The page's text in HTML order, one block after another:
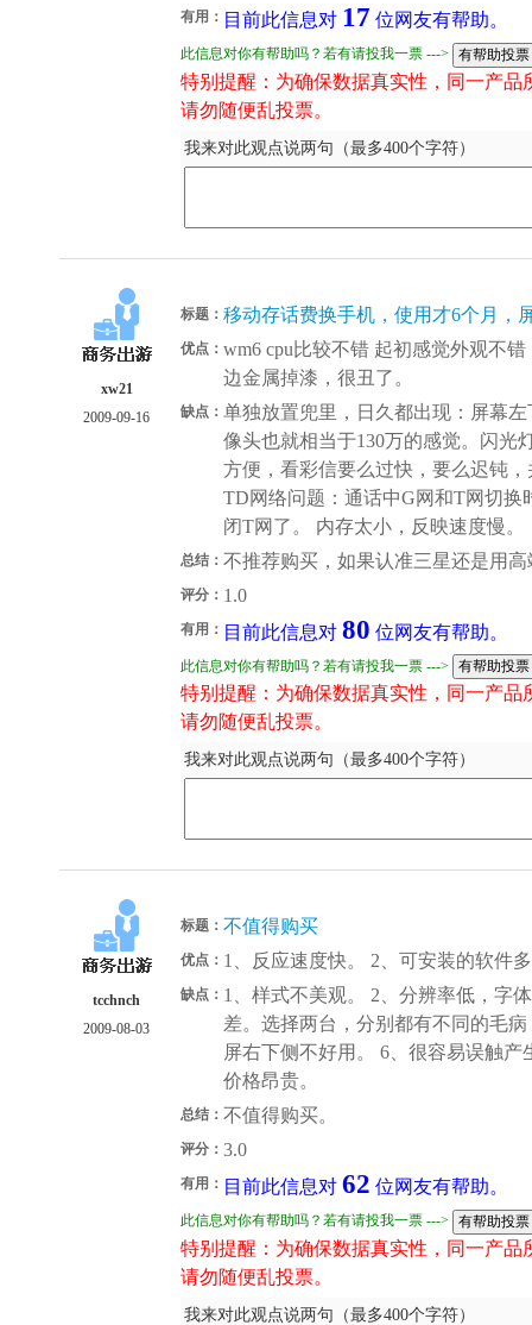
有用： 目前此信息对 17 位网友有帮助。
此信息对你有帮助吗？若有请投我一票 --->
特别提醒：为确保数据真实性，同一产
请勿随便乱投票。
我来对此观点说两句（最多400个字符）
xw21
2009-09-16
标题： 移动存话费换手机，使用才6个月，
优点： wm6 cpu比较不错 起初感觉外观不
边金属掉漆，很丑了。
缺点： 单独放置兜里，日久都出现：屏幕
像头也就相当于130万的感觉。闪光
方便，看彩信要么过快，要么迟钝
TD网络问题：通话中G网和T网切
闭T网了。 内存太小，反映速度慢。
总结： 不推荐购买，如果认准三星还是用
评分： 1.0
有用： 目前此信息对 80 位网友有帮助。
此信息对你有帮助吗？若有请投我一票 --->
特别提醒：为确保数据真实性，同一产
请勿随便乱投票。
我来对此观点说两句（最多400个字符）
tcchnch
2009-08-03
标题： 不值得购买
优点： 1、反应速度快。 2、可安装的软件
缺点： 1、样式不美观。 2、分辨率低，字
差。选择两台，分别都有不同的毛
屏右下侧不好用。 6、很容易误触
价格昂贵。
总结： 不值得购买。
评分： 3.0
有用： 目前此信息对 62 位网友有帮助。
此信息对你有帮助吗？若有请投我一票 --->
特别提醒：为确保数据真实性，同一产
请勿随便乱投票。
我来对此观点说两句（最多400个字符）